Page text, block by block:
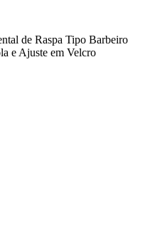
de Raspa Tipo Barbeiro
e Ajuste em Velcro